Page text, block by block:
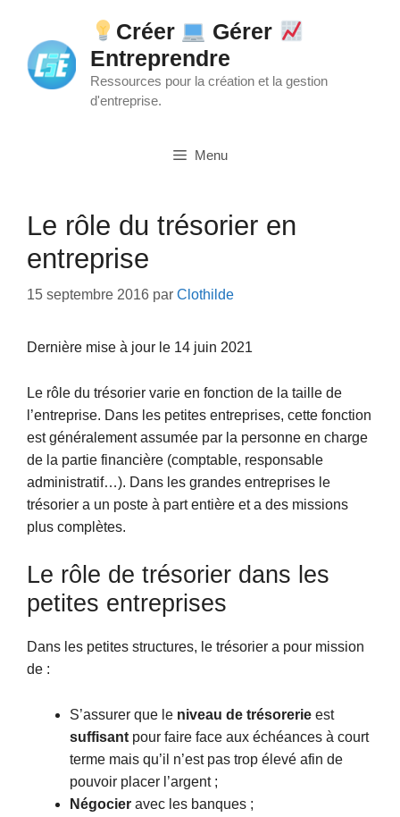
contenu
Créer
Gérer
Entreprendre
Ressources pour la création et la gestion
d'entreprise.
Menu
Le rôle du trésorier en
entreprise
15 septembre 2016 par Clothilde
Dernière mise à jour le 14 juin 2021
Le rôle du trésorier varie en fonction de la taille de
l’entreprise. Dans les petites entreprises, cette fonction
est généralement assumée par la personne en charge
de la partie financière (comptable, responsable
administratif…). Dans les grandes entreprises le
trésorier a un poste à part entière et a des missions
plus complètes.
Le rôle de trésorier dans les
petites entreprises
Dans les petites structures, le trésorier a pour mission
de :
S’assurer que le niveau de trésorerie est
suffisant pour faire face aux échéances à court
terme mais qu’il n’est pas trop élevé afin de
pouvoir placer l’argent ;
Négocier avec les banques ;